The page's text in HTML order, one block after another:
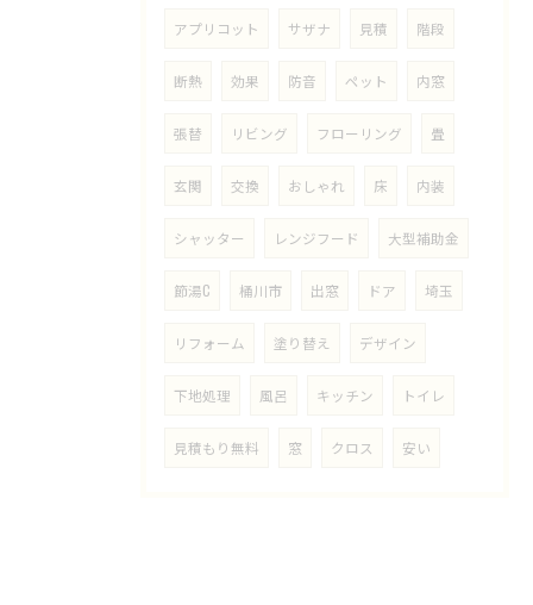
アプリコット サザナ 見積 階段
断熱 効果 防音 ペット 内窓
張替 リビング フローリング 畳
玄関 交換 おしゃれ 床 内装
シャッター レンジフード 大型補助金
節湯C 桶川市 出窓 ドア 埼玉
リフォーム 塗り替え デザイン
下地処理 風呂 キッチン トイレ
見積もり無料 窓 クロス 安い